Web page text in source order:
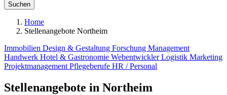
Suchen
Home
Stellenangebote Northeim
Immobilien Design & Gestaltung Forschung Management
Handwerk Hotel & Gastronomie WebentwicklerLogistik Marketing
Projektmanagement Pflegeberufe HR / Personal
Stellenangebote in Northeim